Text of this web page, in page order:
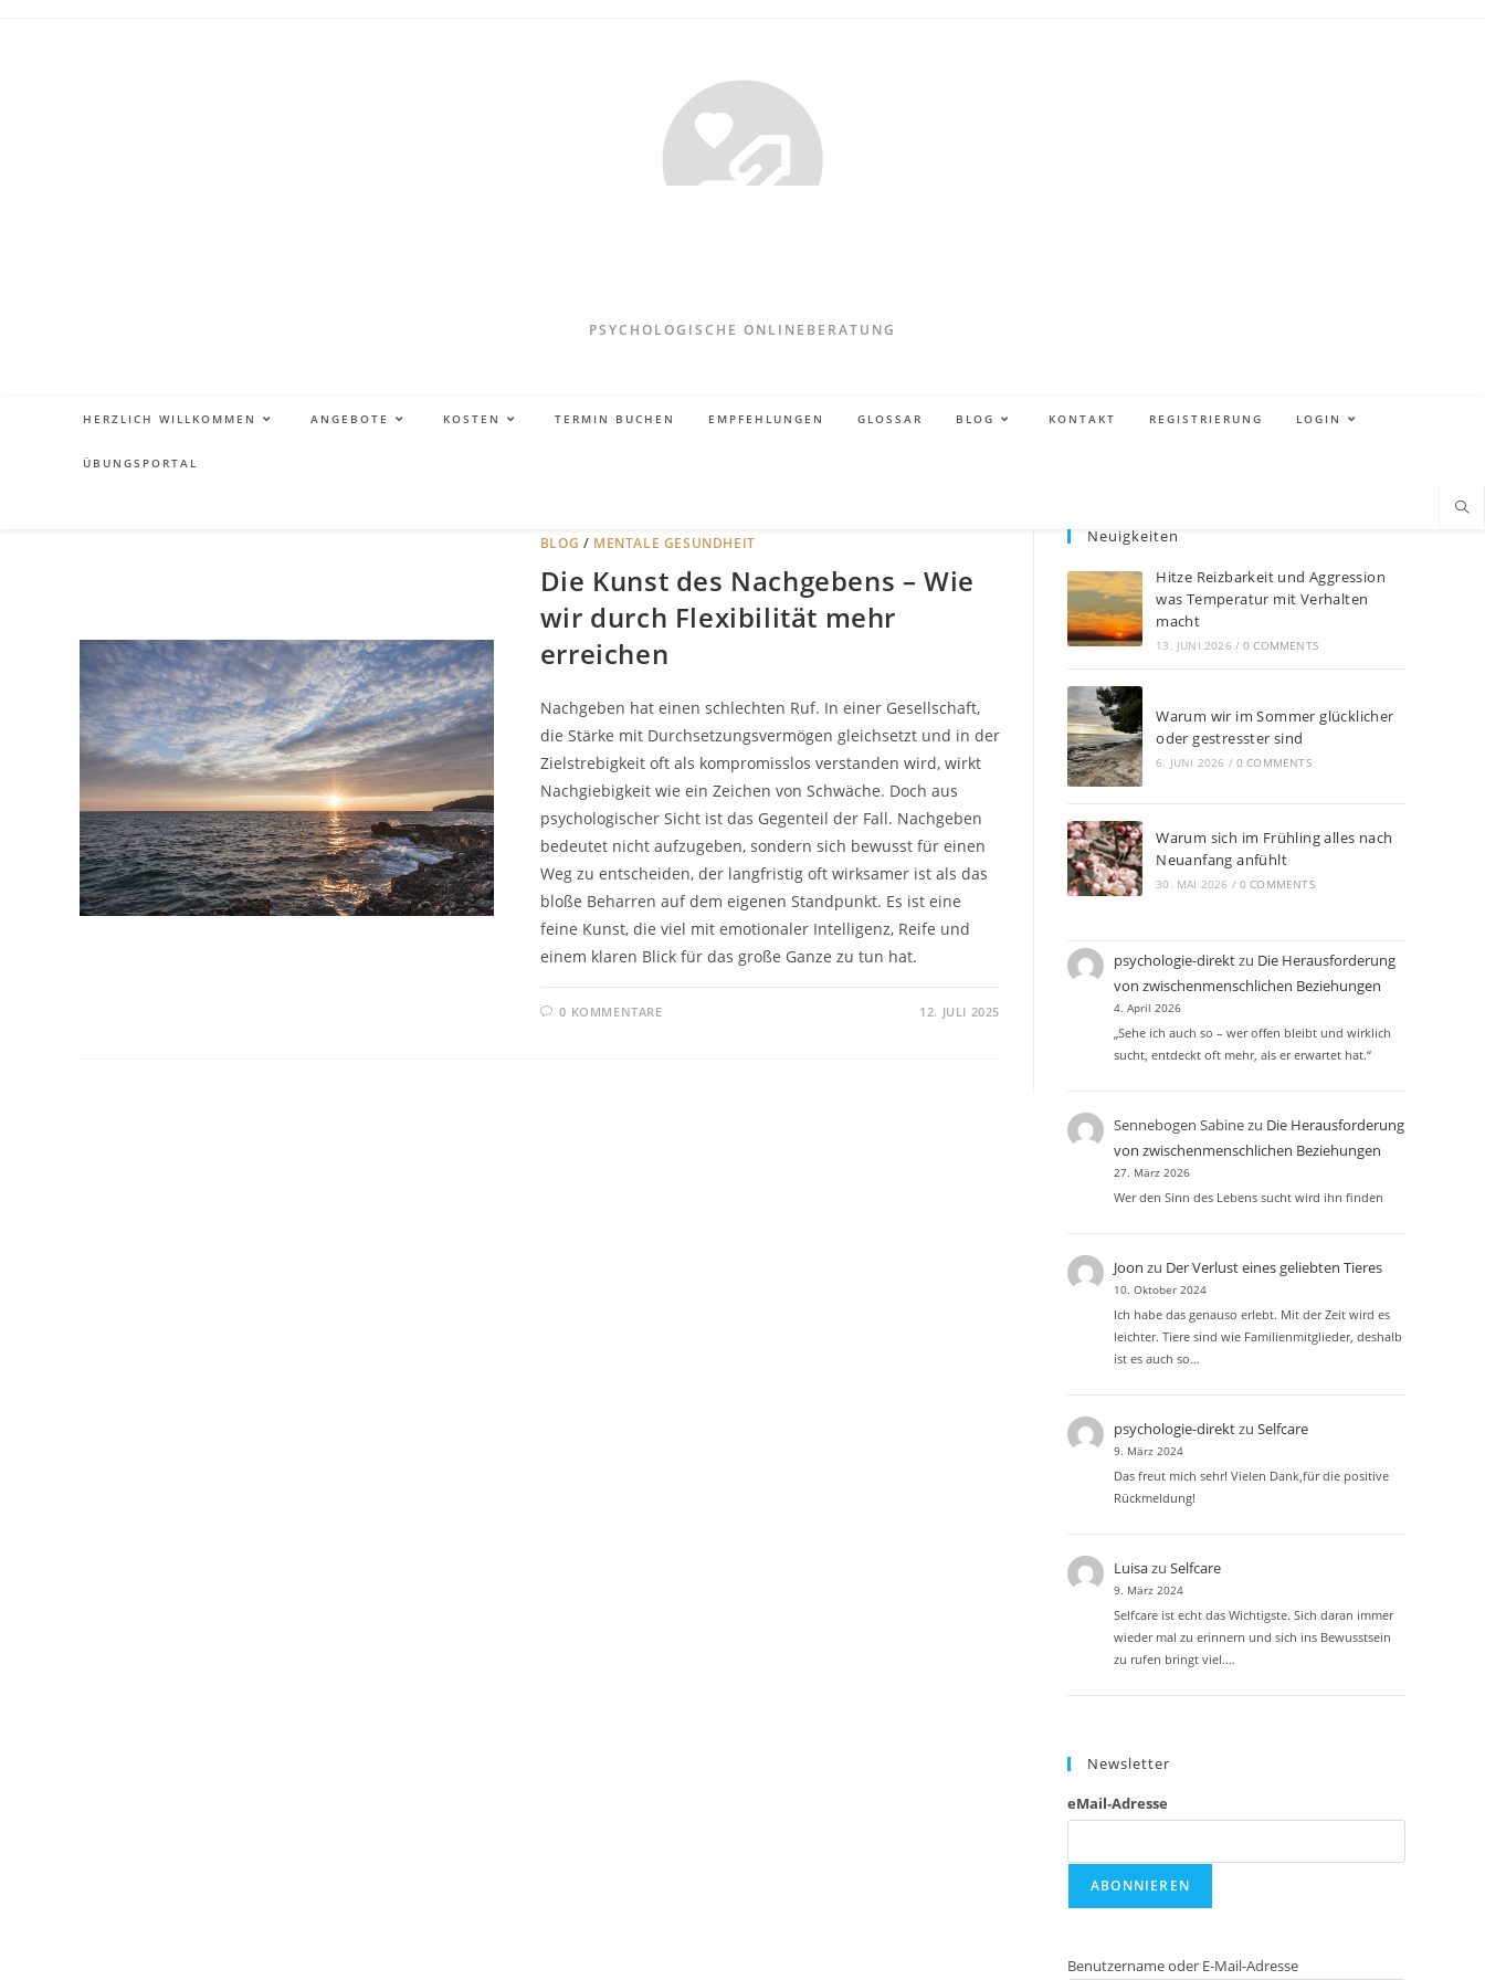
PSYCHOLOGISCHE ONLINEBERATUNG
HERZLICH WILLKOMMEN ANGEBOTE KOSTEN TERMIN BUCHEN EMPFEHLUNGEN GLOSSAR BLOG KONTAKT REGISTRIERUNG LOGIN
ÜBUNGSPORTAL
BLOG / MENTALE GESUNDHEIT
Die Kunst des Nachgebens – Wie
wir durch Flexibilität mehr
erreichen
Nachgeben hat einen schlechten Ruf. In einer Gesellschaft,
die Stärke mit Durchsetzungsvermögen gleichsetzt und in der
Zielstrebigkeit oft als kompromisslos verstanden wird, wirkt
Nachgiebigkeit wie ein Zeichen von Schwäche. Doch aus
psychologischer Sicht ist das Gegenteil der Fall. Nachgeben
bedeutet nicht aufzugeben, sondern sich bewusst für einen
Weg zu entscheiden, der langfristig oft wirksamer ist als das
bloße Beharren auf dem eigenen Standpunkt. Es ist eine
feine Kunst, die viel mit emotionaler Intelligenz, Reife und
einem klaren Blick für das große Ganze zu tun hat.
0 KOMMENTARE 12. JULI 2025
Neuigkeiten
Hitze Reizbarkeit und Aggression
was Temperatur mit Verhalten
macht
13. JUNI 2026 / 0 COMMENTS
Warum wir im Sommer glücklicher
oder gestresster sind
6. JUNI 2026 / 0 COMMENTS
Warum sich im Frühling alles nach
Neuanfang anfühlt
30. MAI 2026 / 0 COMMENTS
psychologie-direktzu Die Herausforderung
von zwischenmenschlichen Beziehungen
4. April 2026
„Sehe ich auch so – wer offen bleibt und wirklich
sucht, entdeckt oft mehr, als er erwartet hat.“
Sennebogen Sabinezu Die Herausforderung
von zwischenmenschlichen Beziehungen
27. März 2026
Wer den Sinn des Lebens sucht wird ihn finden
Joon zu Der Verlust eines geliebten Tieres
10. Oktober 2024
Ich habe das genauso erlebt. Mit der Zeit wird es
leichter. Tiere sind wie Familienmitglieder, deshalb
ist es auch so…
psychologie-direktzuSelfcare
9. März 2024
Das freut mich sehr! Vielen Dank,für die positive
Rückmeldung!
LuisazuSelfcare
9. März 2024
Selfcare ist echt das Wichtigste. Sich daran immer
wieder mal zu erinnern und sich ins Bewusstsein
zu rufen bringt viel.…
Newsletter
eMail-Adresse
Benutzername oder E-Mail-Adresse